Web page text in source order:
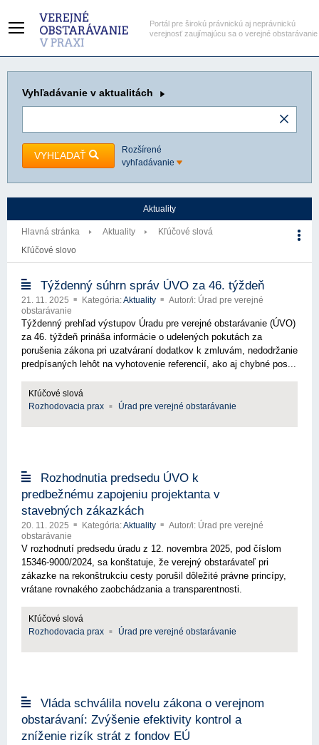
Portál pre širokú právnickú aj neprávnickú
verejnosť zaujímajúcu sa o verejné obstarávanie
Vyhľadávanie v aktualitách
VYHĽADAŤ
Rozšírené
vyhľadávanie
Aktuality
Hlavná stránka Aktuality
Kľúčové slová
Kľúčové slovo
Týždenný súhrn správ ÚVO za 46. týždeň
21. 11. 2025 Kategória:Aktuality
Autor/i: Úrad pre verejné
obstarávanie
Týždenný prehľad výstupov Úradu pre verejné obstarávanie (ÚVO)
za 46. týždeň prináša informácie o udelených pokutách za
porušenia zákona pri uzatváraní dodatkov k zmluvám, nedodržanie
predpísaných lehôt na vyhotovenie referencií, ako aj chybné pos...
Kľúčové slová
Rozhodovacia prax
Úrad pre verejné obstarávanie
Rozhodnutia predsedu ÚVO k
predbežnému zapojeniu projektanta v
stavebných zákazkách
20. 11. 2025 Kategória:Aktuality
Autor/i: Úrad pre verejné
obstarávanie
V rozhodnutí predsedu úradu z 12. novembra 2025, pod číslom
15346-9000/2024, sa konštatuje, že verejný obstarávateľ pri
zákazke na rekonštrukciu cesty porušil dôležité právne princípy,
vrátane rovnakého zaobchádzania a transparentnosti.
Kľúčové slová
Rozhodovacia prax
Úrad pre verejné obstarávanie
Vláda schválila novelu zákona o verejnom
obstarávaní: Zvýšenie efektivity kontrol a
zníženie rizík strát z fondov EÚ